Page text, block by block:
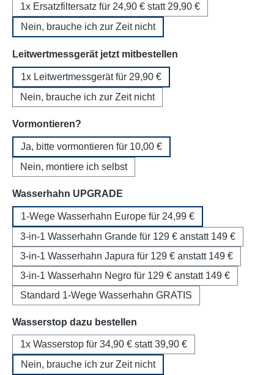
1x Ersatzfiltersatz für 24,90 € statt 29,90 €
Nein, brauche ich zur Zeit nicht
Leitwertmessgerät jetzt mitbestellen
1x Leitwertmessgerät für 29,90 €
Nein, brauche ich zur Zeit nicht
Vormontieren?
Ja, bitte vormontieren für 10,00 €
Nein, montiere ich selbst
Wasserhahn UPGRADE
1-Wege Wasserhahn Europe für 24,99 €
3-in-1 Wasserhahn Grande für 129 € anstatt 149 €
3-in-1 Wasserhahn Japura für 129 € anstatt 149 €
3-in-1 Wasserhahn Negro für 129 € anstatt 149 €
Standard 1-Wege Wasserhahn GRATIS
Wasserstop dazu bestellen
1x Wasserstop für 34,90 € statt 39,90 €
Nein, brauche ich zur Zeit nicht